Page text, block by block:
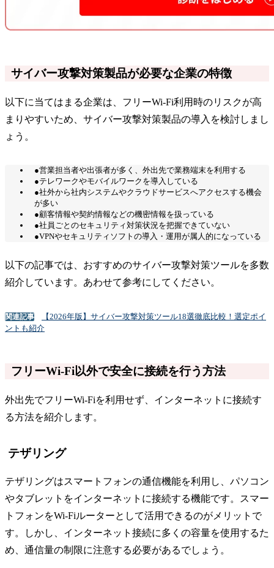
サイバー攻撃対策製品が必要な企業の特徴
以下に当てはまる企業は、フリーWi-Fi利用時のリスクが高
まりやすいため、サイバー攻撃対策製品の導入を検討しまし
ょう。
●営業担当者や出張者が多く、外出先で業務端末を利用する
●テレワークやモバイルワークを導入している
●社外から社内システムやクラウドサービスへアクセスする機会
が多い
●顧客情報や契約情報などの機密情報を扱っている
●社員ごとのセキュリティ対策状況を把握できていない
●VPNやセキュリティソフトの導入・運用が属人的になっている
以下の記事では、おすすめのサイバー攻撃対策ツールを多数
紹介しています。あわせて参考にしてください。
関連記事
【2026年版】サイバー攻撃対策ツール18選徹底比較！選定ポイ
ントも紹介
フリーWi-Fi以外で安全に接続を行う方法
外出先でフリーWi-Fiを利用せず、インターネットに接続す
る方法を紹介します。
テザリング
テザリングはスマートフォンの通信機能を利用し、パソコン
やタブレットをインターネットに接続する機能です。スマー
トフォンをWi-Fiルーターとして活用できるのがメリットで
す。しかし、インターネット接続に多くの容量を使用するた
め、通信量の制限に注意する必要があるでしょう。